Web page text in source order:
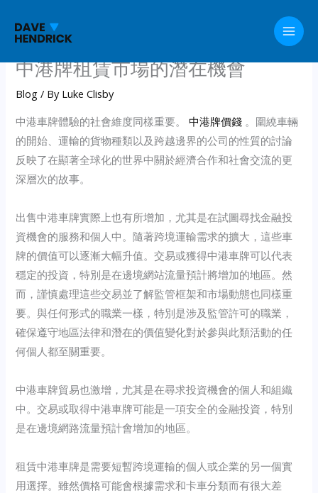
content
中港牌租賃市場的潛在機會
Blog / By Luke Clisby
中港車牌體驗的社會維度同樣重要。中港牌價錢 。圍繞車輛
的開始、運輸的貨物種類以及跨越邊界的公司的性質的討論
反映了在顯著全球化的世界中關於經濟合作和社會交流的更
深層次的故事。
出售中港車牌實際上也有所增加，尤其是在試圖尋找金融投
資機會的服務和個人中。隨著跨境運輸需求的擴大，這些車
牌的價值可以逐漸大幅升值。交易或獲得中港車牌可以代表
穩定的投資，特別是在邊境網站流量預計將增加的地區。然
而，謹慎處理這些交易並了解監管框架和市場動態也同樣重
要。與任何形式的職業一樣，特別是涉及監管許可的職業，
確保遵守地區法律和潛在的價值變化對於參與此類活動的任
何個人都至關重要。
中港車牌貿易也激增，尤其是在尋求投資機會的個人和組織
中。交易或取得中港車牌可能是一項安全的金融投資，特別
是在邊境網路流量預計會增加的地區。
租賃中港車牌是需要短暫跨境運輸的個人或企業的另一個實
用選擇。雖然價格可能會根據需求和卡車分類而有很大差